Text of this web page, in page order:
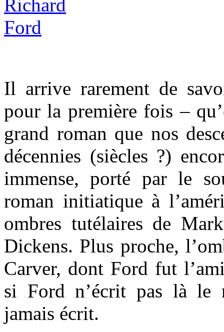
Il arrive rarement de
pour la première fois –
grand roman que nos
décennies (siècles ?)
immense, porté par le
roman initiatique à
ombres tutélaires de
Dickens. Plus proche,
Carver, dont Ford fut
si Ford n’écrit pas là le
jamais écrit.